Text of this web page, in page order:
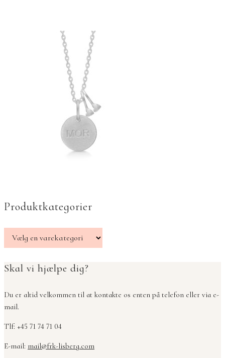
Produktkategorier
Skal vi hjælpe dig?
Du er altid velkommen til at kontakte os enten på telefon eller via e-
mail.
Tlf: +45 71 74 71 04
E-mail: mail@frk-lisberg.com